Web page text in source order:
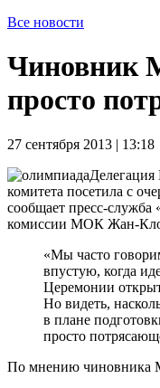
Все новости
Чиновник
просто
27 сентября 2013 | 13:18
комитета посетила с
сообщает пресс-служба
комиссии МОК Жан-
«Мы часто
впустую, когда
Церемонии
Но видеть,
в плане
просто
По мнению чиновника